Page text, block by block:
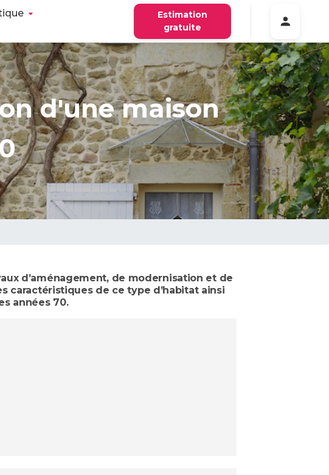
Estimation
gratuite
d'une maison
d’aménagement, de modernisation et de
caractéristiques de ce type d’habitat ainsi
années 70.